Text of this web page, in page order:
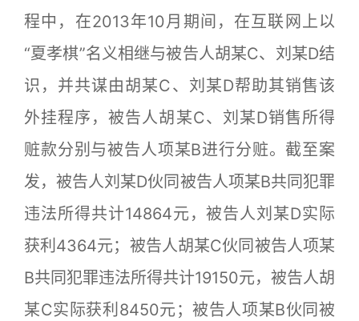
程中，在2013年10月期间，在互联网上以
“夏孝棋”名义相继与被告人胡某C、刘某D结
识，并共谋由胡某C、刘某D帮助其销售该
外挂程序，被告人胡某C、刘某D销售所得
赃款分别与被告人项某B进行分赃。截至案
发，被告人刘某D伙同被告人项某B共同犯罪
违法所得共计14864元，被告人刘某D实际
获利4364元；被告人胡某C伙同被告人项某
B共同犯罪违法所得共计19150元，被告人胡
某C实际获利8450元；被告人项某B伙同被